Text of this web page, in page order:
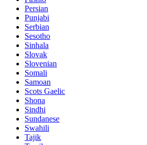
Persian
Punjabi
Serbian
Sesotho
Sinhala
Slovak
Slovenian
Somali
Samoan
Scots Gaelic
Shona
Sindhi
Sundanese
Swahili
Tajik